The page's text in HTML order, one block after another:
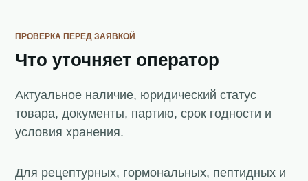
ПРОВЕРКА ПЕРЕД ЗАЯВКОЙ
Что уточняет оператор
Актуальное наличие, юридический статус
товара, документы, партию, срок годности и
условия хранения.
Для рецептурных, гормональных, пептидных и